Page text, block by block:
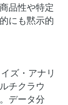
品性や特定
にも黙示的
ズ・アナリ
チクラウ
データ分